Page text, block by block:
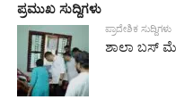
ಪ್ರಮುಖ ಸುದ್ದಿಗಳು
ಪ್ರಾದೇಶಿಕ ಸುದ್ದಿಗಳು
ಶಾಲಾ ಬಸ್